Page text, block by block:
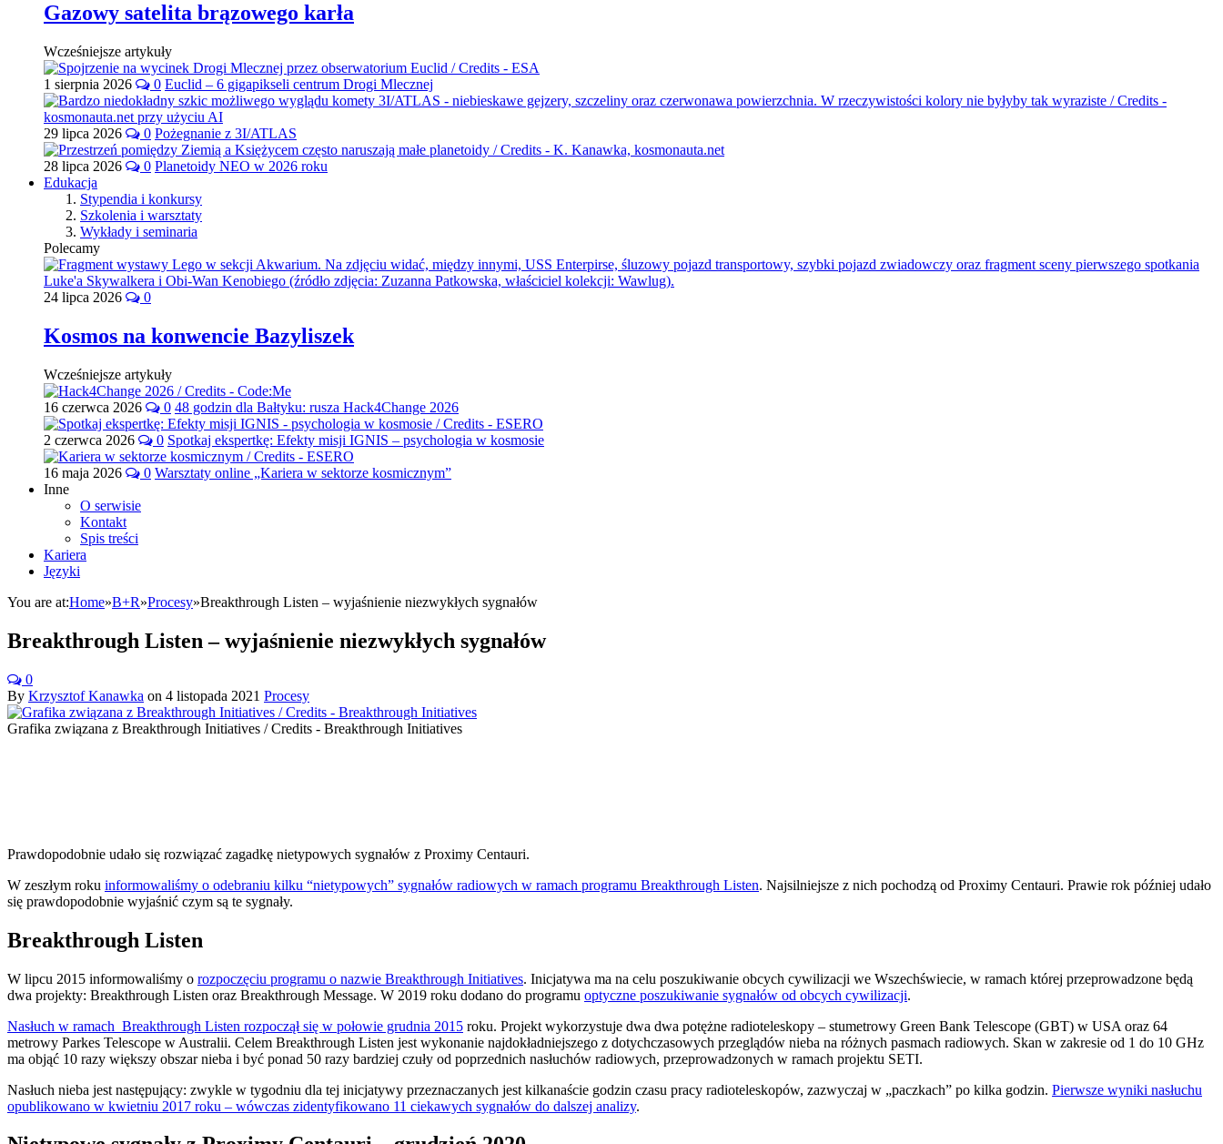
Gazowy satelita brązowego karła
Wcześniejsze artykuły
1 sierpnia 2026 0 Euclid – 6 gigapikseli centrum Drogi Mlecznej
29 lipca 2026 0 Pożegnanie z 3I/ATLAS
28 lipca 2026 0 Planetoidy NEO w 2026 roku
Edukacja
Stypendia i konkursy
Szkolenia i warsztaty
Wykłady i seminaria
Polecamy
24 lipca 2026 0
Kosmos na konwencie Bazyliszek
Wcześniejsze artykuły
16 czerwca 2026 0 48 godzin dla Bałtyku: rusza Hack4Change 2026
2 czerwca 2026 0 Spotkaj ekspertkę: Efekty misji IGNIS – psychologia w kosmosie
16 maja 2026 0 Warsztaty online „Kariera w sektorze kosmicznym”
Inne
O serwisie
Kontakt
Spis treści
Kariera
Języki
You are at:Home»B+R»Procesy»Breakthrough Listen – wyjaśnienie niezwykłych sygnałów
Breakthrough Listen – wyjaśnienie niezwykłych sygnałów
0
By Krzysztof Kanawka on 4 listopada 2021 Procesy
Grafika związana z Breakthrough Initiatives / Credits - Breakthrough Initiatives
Prawdopodobnie udało się rozwiązać zagadkę nietypowych sygnałów z Proximy Centauri.
W zeszłym roku informowaliśmy o odebraniu kilku “nietypowych” sygnałów radiowych w ramach programu Breakthrough Listen. Najsilniejsze z nich pochodzą od Proximy Centauri. Prawie rok później udało
się prawdopodobnie wyjaśnić czym są te sygnały.
Breakthrough Listen
W lipcu 2015 informowaliśmy o rozpoczęciu programu o nazwie Breakthrough Initiatives. Inicjatywa ma na celu poszukiwanie obcych cywilizacji we Wszechświecie, w ramach której przeprowadzone będą
dwa projekty: Breakthrough Listen oraz Breakthrough Message. W 2019 roku dodano do programu optyczne poszukiwanie sygnałów od obcych cywilizacji.
Nasłuch w ramach Breakthrough Listen rozpoczął się w połowie grudnia 2015 roku. Projekt wykorzystuje dwa dwa potężne radioteleskopy – stumetrowy Green Bank Telescope (GBT) w USA oraz 64
metrowy Parkes Telescope w Australii. Celem Breakthrough Listen jest wykonanie najdokładniejszego z dotychczasowych przeglądów nieba na różnych pasmach radiowych. Skan w zakresie od 1 do 10 GHz
ma objąć 10 razy większy obszar nieba i być ponad 50 razy bardziej czuły od poprzednich nasłuchów radiowych, przeprowadzonych w ramach projektu SETI.
Nasłuch nieba jest następujący: zwykle w tygodniu dla tej inicjatywy przeznaczanych jest kilkanaście godzin czasu pracy radioteleskopów, zazwyczaj w „paczkach” po kilka godzin. Pierwsze wyniki nasłuchu
opublikowano w kwietniu 2017 roku – wówczas zidentyfikowano 11 ciekawych sygnałów do dalszej analizy.